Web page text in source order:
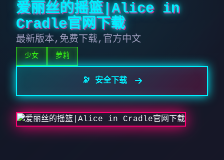
爱丽丝的摇篮|Alice in
Cradle官网下载
最新版本,免费下载,官方中文
少女 萝莉
🔭 安全下载